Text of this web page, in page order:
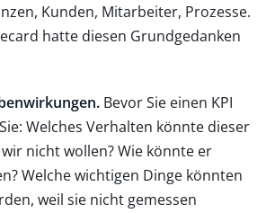
Kunden, Mitarbeiter, Prozesse.
hatte diesen Grundgedanken
Bevor Sie einen KPI
Welches Verhalten könnte dieser
nicht wollen? Wie könnte er
Welche wichtigen Dinge könnten
weil sie nicht gemessen